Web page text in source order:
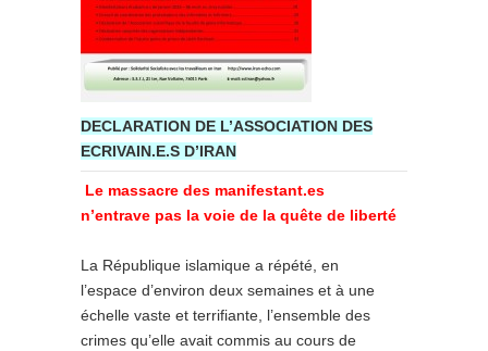
DECLARATION DE L’ASSOCIATION DES
ECRIVAIN.E.S D’IRAN
Le massacre des manifestant.es
n’entrave pas la voie de la quête de liberté
La République islamique a répété, en
l’espace d’environ deux semaines et à une
échelle vaste et terrifiante, l’ensemble des
crimes qu’elle avait commis au cours de